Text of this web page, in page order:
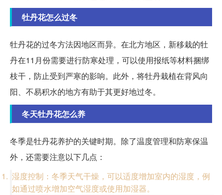
牡丹花怎么过冬
牡丹花的过冬方法因地区而异。在北方地区，新移栽的牡
丹在11月份需要进行防寒处理，可以使用报纸等材料捆绑
枝干，防止受到严寒的影响。此外，将牡丹栽植在背风向
阳、不易积水的地方有助于其更好地过冬。
冬天牡丹花怎么养
冬季是牡丹花养护的关键时期。除了温度管理和防寒保温
外，还需要注意以下几点：
湿度控制：冬季天气干燥，可以适度增加室内的湿度，例
如通过喷水增加空气湿度或使用加湿器。